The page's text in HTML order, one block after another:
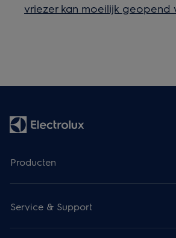
vriezer kan moeilijk geopend
Producten
Service & Support